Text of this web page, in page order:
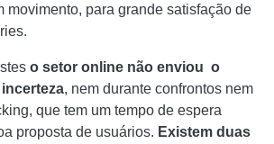
movimento, para grande satisfação de
o setor online não enviou o
, nem durante confrontos nem
que tem um tempo de espera
proposta de usuários. Existem duas